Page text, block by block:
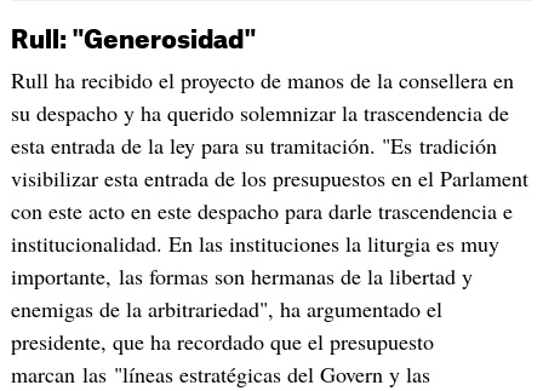
Rull: "Generosidad"
Rull ha recibido el proyecto de manos de la consellera en
su despacho y ha querido solemnizar la trascendencia de
esta entrada de la ley para su tramitación. "Es tradición
visibilizar esta entrada de los presupuestos en el Parlament
con este acto en este despacho para darle trascendencia e
institucionalidad. En las instituciones la liturgia es muy
importante, las formas son hermanas de la libertad y
enemigas de la arbitrariedad", ha argumentado el
presidente, que ha recordado que el presupuesto
marcan las "líneas estratégicas del Govern y las